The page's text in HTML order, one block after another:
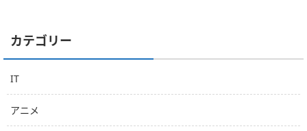
カテゴリー
IT
アニメ